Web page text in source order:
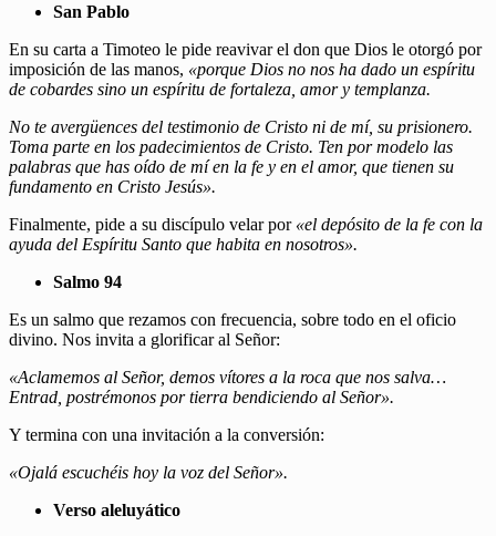
San Pablo
En su carta a Timoteo le pide reavivar el don que Dios le otorgó por
imposición de las manos, «porque Dios no nos ha dado un espíritu
de cobardes sino un espíritu de fortaleza, amor y templanza.
No te avergüences del testimonio de Cristo ni de mí, su prisionero.
Toma parte en los padecimientos de Cristo. Ten por modelo las
palabras que has oído de mí en la fe y en el amor, que tienen su
fundamento en Cristo Jesús».
Finalmente, pide a su discípulo velar por «el depósito de la fe con la
ayuda del Espíritu Santo que habita en nosotros».
Salmo 94
Es un salmo que rezamos con frecuencia, sobre todo en el oficio
divino. Nos invita a glorificar al Señor:
«Aclamemos al Señor, demos vítores a la roca que nos salva…
Entrad, postrémonos por tierra bendiciendo al Señor».
Y termina con una invitación a la conversión:
«Ojalá escuchéis hoy la voz del Señor».
Verso aleluyático